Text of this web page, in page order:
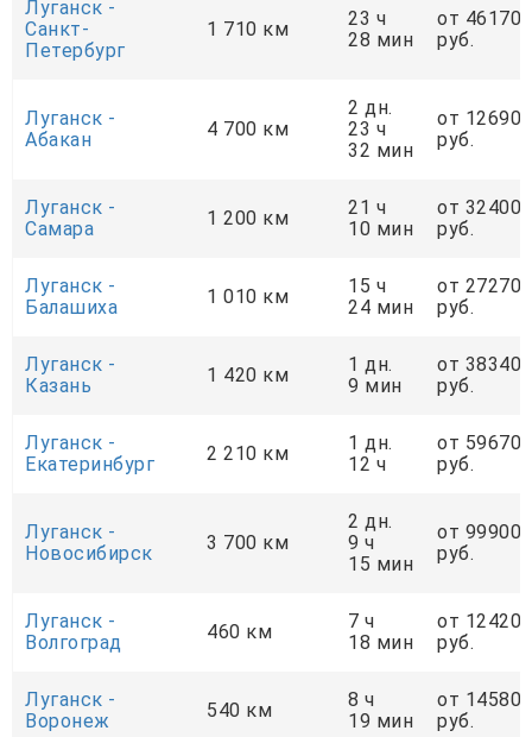
Луганск -
Санкт-
Петербург
1 710 км
23 ч
28 мин
от 46170
руб.
Луганск -
Абакан
4 700 км
2 дн.
23 ч
32 мин
от 126900
руб.
Луганск -
Самара
1 200 км
21 ч
10 мин
от 32400
руб.
Луганск -
Балашиха
1 010 км
15 ч
24 мин
от 27270
руб.
Луганск -
Казань
1 420 км
1 дн.
9 мин
от 38340
руб.
Луганск -
Екатеринбург
2 210 км
1 дн.
12 ч
от 59670
руб.
Луганск -
Новосибирск
3 700 км
2 дн.
9 ч
15 мин
от 99900
руб.
Луганск -
Волгоград
460 км
7 ч
18 мин
от 12420
руб.
Луганск -
Воронеж
540 км
8 ч
19 мин
от 14580
руб.